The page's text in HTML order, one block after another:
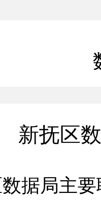
新抚区
数据局主